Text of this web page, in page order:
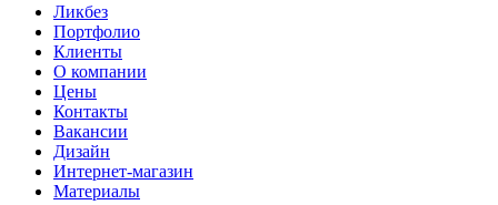
Ликбез
Портфолио
Клиенты
О компании
Цены
Контакты
Вакансии
Дизайн
Интернет-магазин
Материалы